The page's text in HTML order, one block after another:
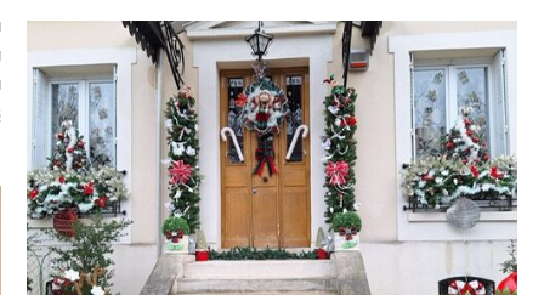
je t'aime, my little bassin
comment ? "
je ne parle presque que